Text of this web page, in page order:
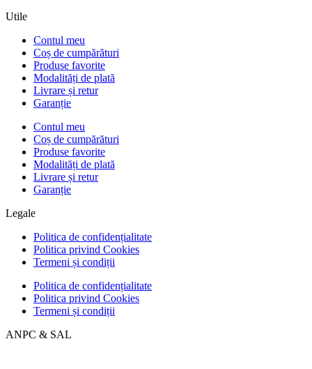
Utile
Contul meu
Coș de cumpărături
Produse favorite
Modalități de plată
Livrare și retur
Garanție
Contul meu
Coș de cumpărături
Produse favorite
Modalități de plată
Livrare și retur
Garanție
Legale
Politica de confidențialitate
Politica privind Cookies
Termeni și condiții
Politica de confidențialitate
Politica privind Cookies
Termeni și condiții
ANPC & SAL